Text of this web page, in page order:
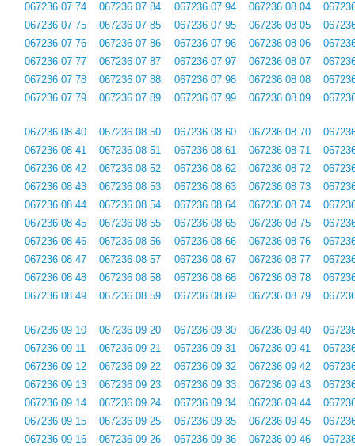
067236 07 74
067236 07 75
067236 07 76
067236 07 77
067236 07 78
067236 07 79
067236 07 84
067236 07 85
067236 07 86
067236 07 87
067236 07 88
067236 07 89
067236 07 94
067236 07 95
067236 07 96
067236 07 97
067236 07 98
067236 07 99
067236 08 04
067236 08 05
067236 08 06
067236 08 07
067236 08 08
067236 08 09
067236 08 40
067236 08 41
067236 08 42
067236 08 43
067236 08 44
067236 08 45
067236 08 46
067236 08 47
067236 08 48
067236 08 49
067236 08 50
067236 08 51
067236 08 52
067236 08 53
067236 08 54
067236 08 55
067236 08 56
067236 08 57
067236 08 58
067236 08 59
067236 08 60
067236 08 61
067236 08 62
067236 08 63
067236 08 64
067236 08 65
067236 08 66
067236 08 67
067236 08 68
067236 08 69
067236 08 70
067236 08 71
067236 08 72
067236 08 73
067236 08 74
067236 08 75
067236 08 76
067236 08 77
067236 08 78
067236 08 79
067236 09 10
067236 09 11
067236 09 12
067236 09 13
067236 09 14
067236 09 15
067236 09 16
067236 09 20
067236 09 21
067236 09 22
067236 09 23
067236 09 24
067236 09 25
067236 09 26
067236 09 30
067236 09 31
067236 09 32
067236 09 33
067236 09 34
067236 09 35
067236 09 36
067236 09 40
067236 09 41
067236 09 42
067236 09 43
067236 09 44
067236 09 45
067236 09 46